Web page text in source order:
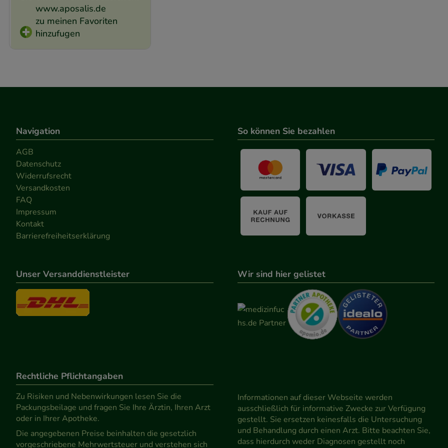
www.aposalis.de
zu meinen Favoriten
hinzufugen
Navigation
AGB
Datenschutz
Widerrufsrecht
Versandkosten
FAQ
Impressum
Kontakt
Barrierefreiheitserklärung
So können Sie bezahlen
Unser Versanddienstleister Wir sind hier gelistet
Rechtliche Pflichtangaben
Zu Risiken und Nebenwirkungen lesen Sie die
Packungsbeilage und fragen Sie Ihre Ärztin, Ihren Arzt
oder in Ihrer Apotheke.
Die angegebenen Preise beinhalten die gesetzlich
vorgeschriebene Mehrwertsteuer und verstehen sich
Informationen auf dieser Webseite werden
ausschließlich für informative Zwecke zur Verfügung
gestellt. Sie ersetzen keinesfalls die Untersuchung
und Behandlung durch einen Arzt. Bitte beachten Sie,
dass hierdurch weder Diagnosen gestellt noch